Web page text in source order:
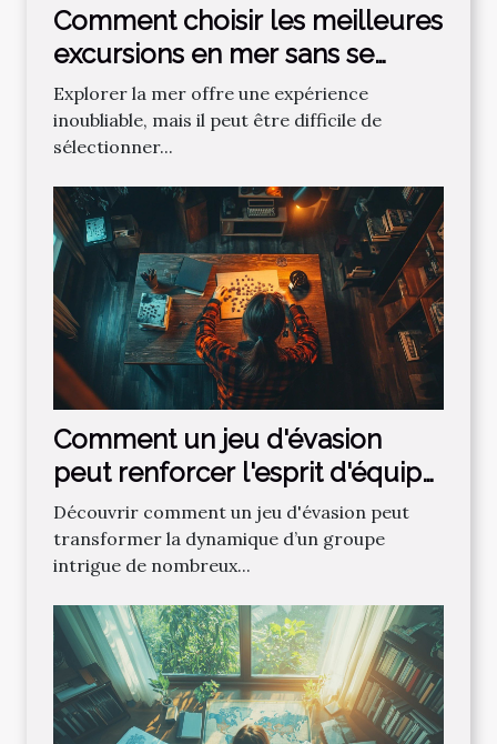
Comment choisir les meilleures
excursions en mer sans se
tromper ?
Explorer la mer offre une expérience
inoubliable, mais il peut être difficile de
sélectionner...
Comment un jeu d'évasion
peut renforcer l'esprit d'équipe
?
Découvrir comment un jeu d'évasion peut
transformer la dynamique d’un groupe
intrigue de nombreux...